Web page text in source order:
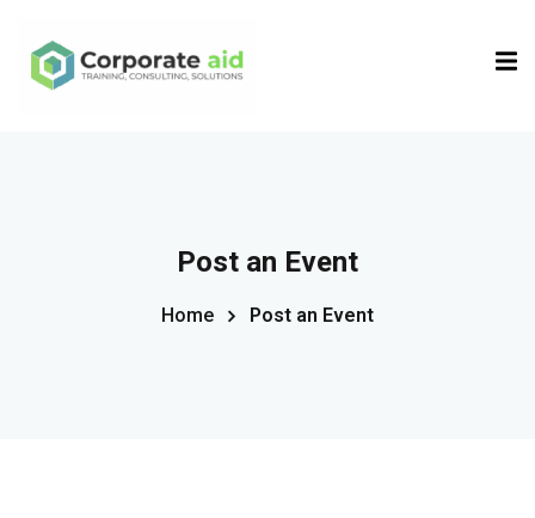
Post an Event
Home Post an Event
Sign in